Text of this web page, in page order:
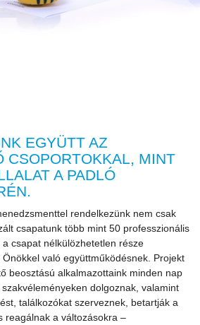
EGYÜTT AZ
CSOPORTOKKAL, MINT
A PADLÓ
rendelkezünk nem csak
csapatunk több mint 50 professzionális
csapat nélkülözhetetlen része
való együttműködésnek. Projekt
beosztású alkalmazottaink minden nap
dolgoznak, valamint
találkozókat szerveznek, betartják a
reagálnak a változásokra –